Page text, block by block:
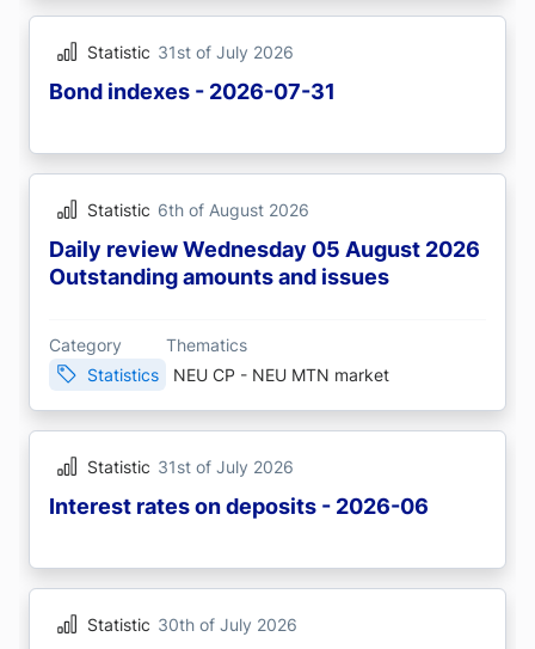
Statistic 31st of July 2026
Bond indexes - 2026-07-31
Statistic 6th of August 2026
Daily review Wednesday 05 August 2026
Outstanding amounts and issues
Category
Statistics
Thematics
NEU CP - NEU MTN market
Statistic 31st of July 2026
Interest rates on deposits - 2026-06
Statistic 30th of July 2026